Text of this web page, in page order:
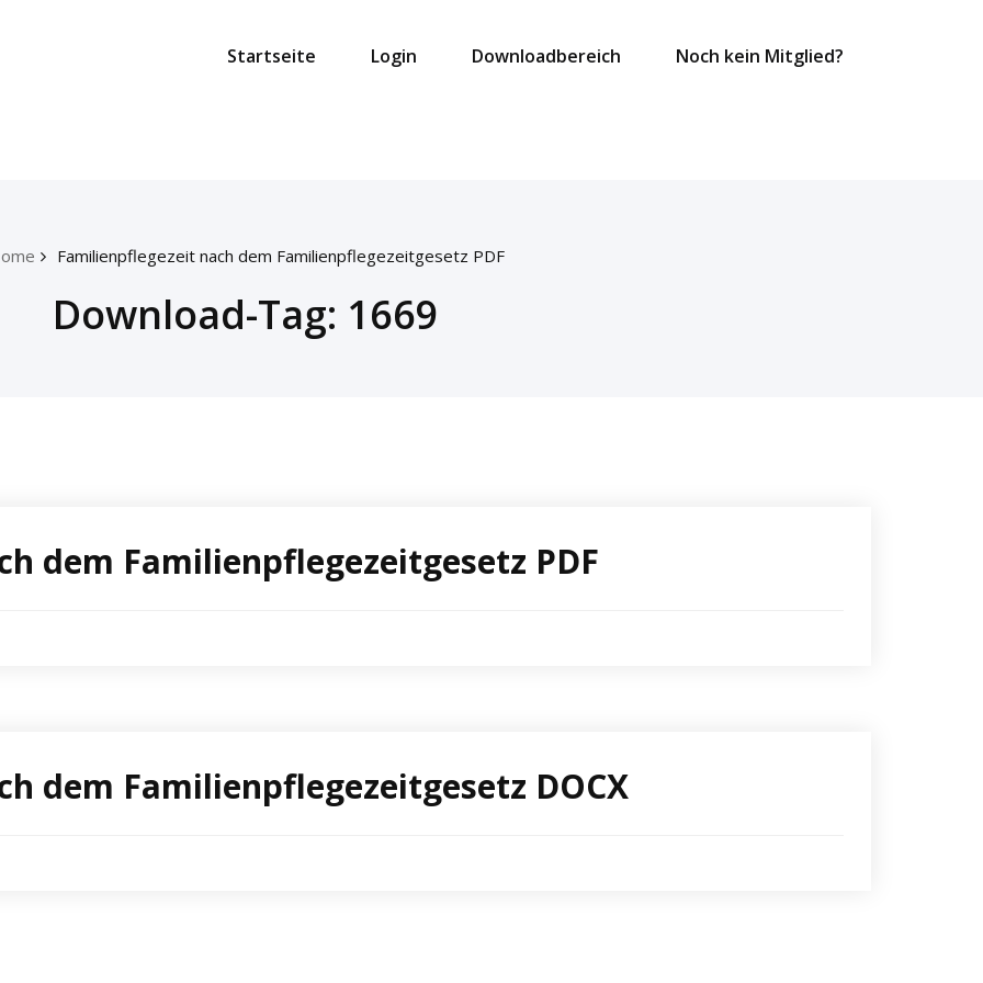
Startseite Login Downloadbereich Noch kein Mitglied?
Familienpflegezeit nach dem Familienpflegezeitgesetz PDF
Download-Tag: 1669
dem Familienpflegezeitgesetz PDF
dem Familienpflegezeitgesetz DOCX